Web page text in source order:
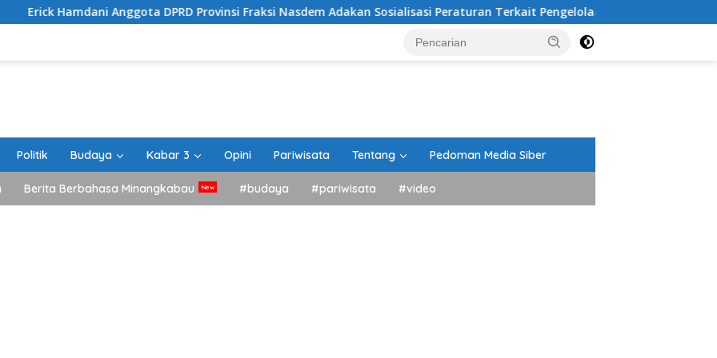
Anggota DPRD Provinsi Fraksi Nasdem Adakan Sosialisasi Peraturan Terkait Pengelolaan Sampah
Politik Budaya Kabar 3 Opini Pariwisata Tentang Pedoman Media Siber
Berita Berbahasa Minangkabau #budaya #pariwisata #video